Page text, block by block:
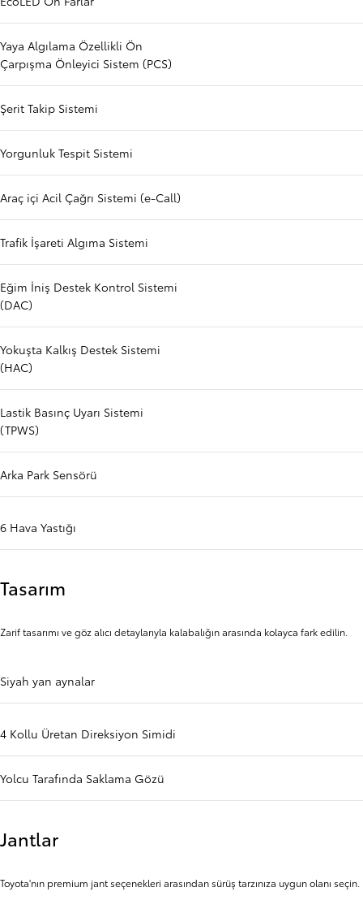
Yaya Algılama Özellikli Ön
Çarpışma Önleyici Sistem (PCS)
Şerit Takip Sistemi
Yorgunluk Tespit Sistemi
Araç içi Acil Çağrı Sistemi (e-Call)
Trafik İşareti Algıma Sistemi
Eğim İniş Destek Kontrol Sistemi
(DAC)
Yokuşta Kalkış Destek Sistemi
(HAC)
Lastik Basınç Uyarı Sistemi
(TPWS)
Arka Park Sensörü
6 Hava Yastığı
Tasarım
Zarif tasarımı ve göz alıcı detaylarıyla kalabalığın arasında kolayca fark edilin.
Siyah yan aynalar
4 Kollu Üretan Direksiyon Simidi
Yolcu Tarafında Saklama Gözü
Jantlar
Toyota'nın premium jant seçenekleri arasından sürüş tarzınıza uygun olanı seçin.